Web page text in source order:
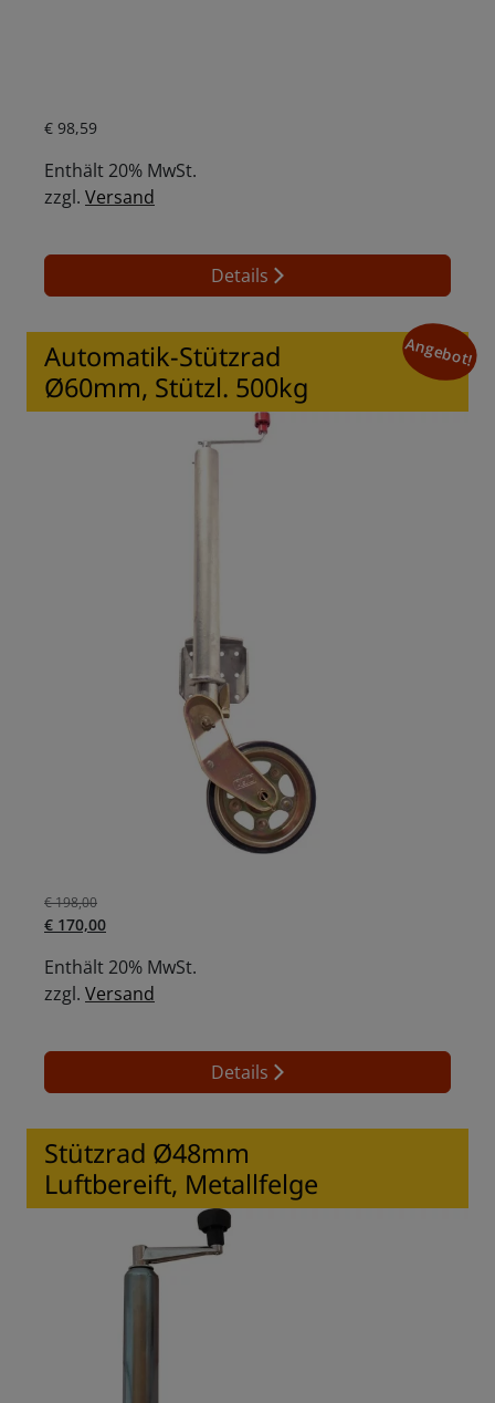
€ 98,59Aktueller Preis ist: € 98,59.
Enthält 20% MwSt.
zzgl. Versand
Details
Automatik-Stützrad
Ø60mm, Stützl. 500kg
Angebot!
€198,00
Ursprünglicher Preis war: € 198,00
€ 170,00Aktueller Preis ist: € 170,00.
Enthält 20% MwSt.
zzgl. Versand
Details
Stützrad Ø48mm
Luftbereift, Metallfelge